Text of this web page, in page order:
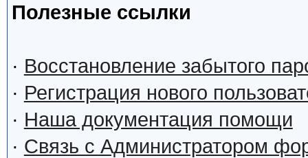
Полезные ссылки
· Восстановление забытого
· Регистрация нового
· Наша документация помощи
· Связь с Администратором